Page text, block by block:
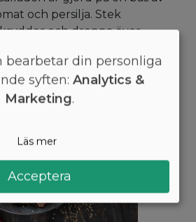
och persilja. Stek
och droppa över
för en fräsch smak.
bearbetar din personliga
syften: Analytics &
Marketing.
Läs mer
Acceptera